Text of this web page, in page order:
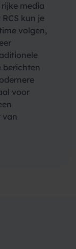
media
kun je
volgen,
berichten
voor
van